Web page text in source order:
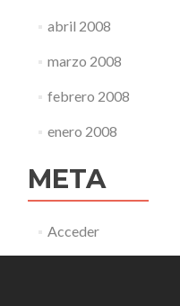
abril 2008
marzo 2008
febrero 2008
enero 2008
META
Acceder